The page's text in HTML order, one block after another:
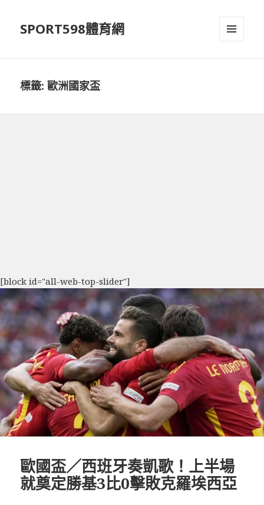
SPORT598體育網
標籤:歐洲國家盃
[block id="all-web-top-slider"]
歐國盃／西班牙奏凱歌！上半場
就奠定勝基3比0擊敗克羅埃西亞